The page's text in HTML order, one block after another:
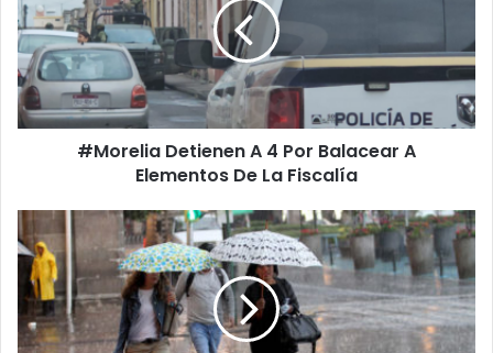
4
Por
Balacear
A
Elementos
De
#Morelia Detienen A 4 Por Balacear A
Elementos De La Fiscalía
#Michoacán
Pronostican
Fuertes
Lluvias
X
Huracán